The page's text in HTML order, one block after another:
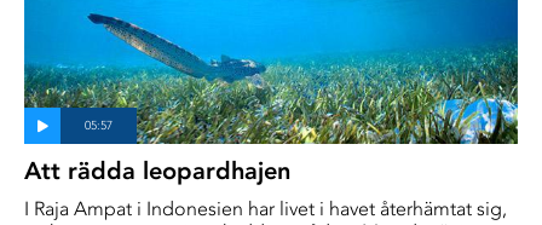
Att rädda leopardhajen
I Raja Ampat i Indonesien har livet i havet återhämtat sig,